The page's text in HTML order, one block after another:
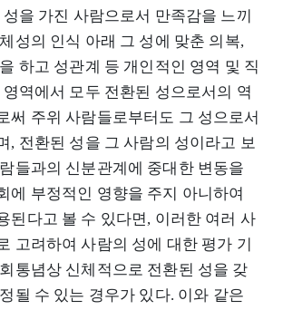
을 가진 사람으로서 만족감을 느끼
성의 인식 아래 그 성에 맞춘 의복,
하고 성관계 등 개인적인 영역 및 직
역에서 모두 전환된 성으로서의 역
써 주위 사람들로부터도 그 성으로서
, 전환된 성을 그 사람의 성이라고 보
들과의 신분관계에 중대한 변동을
에 부정적인 영향을 주지 아니하여
된다고 볼 수 있다면, 이러한 여러 사
고려하여 사람의 성에 대한 평가 기
통념상 신체적으로 전환된 성을 갖
될 수 있는 경우가 있다. 이와 같은